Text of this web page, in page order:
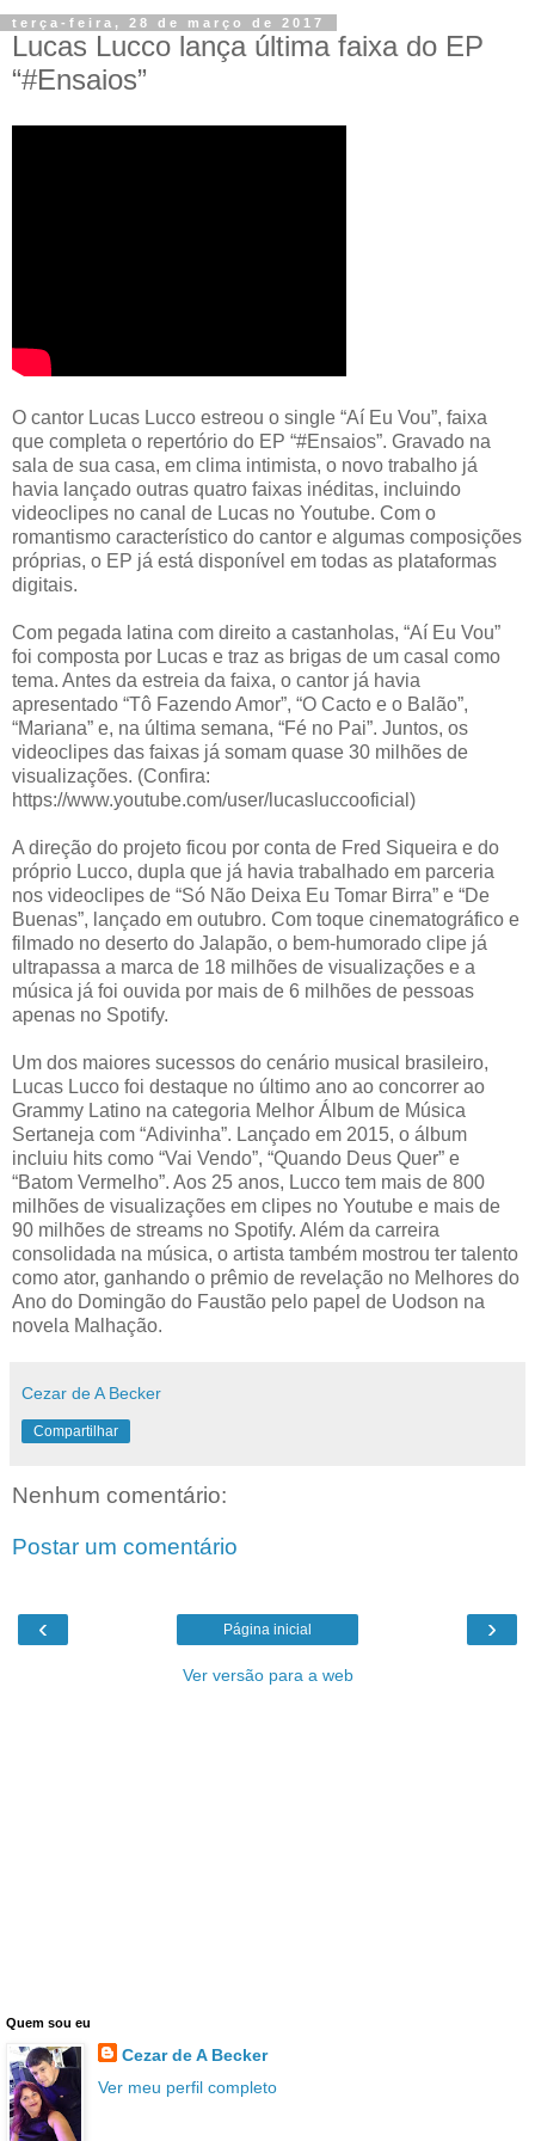
terça-feira, 28 de março de 2017
Lucas Lucco lança última faixa do EP
“#Ensaios”
O cantor Lucas Lucco estreou o single “Aí Eu Vou”, faixa
que completa o repertório do EP “#Ensaios”. Gravado na
sala de sua casa, em clima intimista, o novo trabalho já
havia lançado outras quatro faixas inéditas, incluindo
videoclipes no canal de Lucas no Youtube. Com o
romantismo característico do cantor e algumas composições
próprias, o EP já está disponível em todas as plataformas
digitais.
Com pegada latina com direito a castanholas, “Aí Eu Vou”
foi composta por Lucas e traz as brigas de um casal como
tema. Antes da estreia da faixa, o cantor já havia
apresentado “Tô Fazendo Amor”, “O Cacto e o Balão”,
“Mariana” e, na última semana, “Fé no Pai”. Juntos, os
videoclipes das faixas já somam quase 30 milhões de
visualizações. (Confira:
https://www.youtube.com/user/lucasluccooficial)
A direção do projeto ficou por conta de Fred Siqueira e do
próprio Lucco, dupla que já havia trabalhado em parceria
nos videoclipes de “Só Não Deixa Eu Tomar Birra” e “De
Buenas”, lançado em outubro. Com toque cinematográfico e
filmado no deserto do Jalapão, o bem-humorado clipe já
ultrapassa a marca de 18 milhões de visualizações e a
música já foi ouvida por mais de 6 milhões de pessoas
apenas no Spotify.
Um dos maiores sucessos do cenário musical brasileiro,
Lucas Lucco foi destaque no último ano ao concorrer ao
Grammy Latino na categoria Melhor Álbum de Música
Sertaneja com “Adivinha”. Lançado em 2015, o álbum
incluiu hits como “Vai Vendo”, “Quando Deus Quer” e
“Batom Vermelho”. Aos 25 anos, Lucco tem mais de 800
milhões de visualizações em clipes no Youtube e mais de
90 milhões de streams no Spotify. Além da carreira
consolidada na música, o artista também mostrou ter talento
como ator, ganhando o prêmio de revelação no Melhores do
Ano do Domingão do Faustão pelo papel de Uodson na
novela Malhação.
Cezar de A Becker
Compartilhar
Nenhum comentário:
Postar um comentário
‹ ›
Página inicial
Ver versão para a web
Quem sou eu
Cezar de A Becker
Ver meu perfil completo